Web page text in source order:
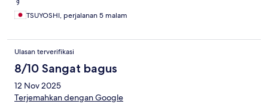
TSUYOSHI, perjalanan 5 malam
Ulasan terverifikasi
8/10 Sangat bagus
12 Nov 2025
Terjemahkan dengan Google